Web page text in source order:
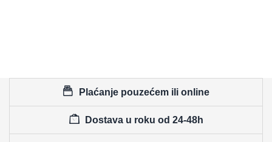
Plaćanje pouzećem ili online
Dostava u roku od 24-48h